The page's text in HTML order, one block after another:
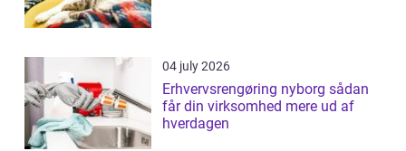
04 july 2026
Erhvervsrengøring nyborg sådan
får din virksomhed mere ud af
hverdagen